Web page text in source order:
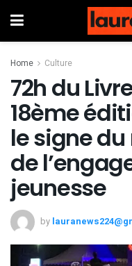
Home Culture
72h du
18ème
le signe
de
jeunesse
by